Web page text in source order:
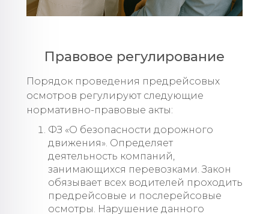
Правовое регулирование
Порядок проведения предрейсовых
осмотров регулируют следующие
нормативно-правовые акты:
ФЗ «О безопасности дорожного
движения». Определяет
деятельность компаний,
занимающихся перевозками. Закон
обязывает всех водителей проходить
предрейсовые и послерейсовые
осмотры. Нарушение данного